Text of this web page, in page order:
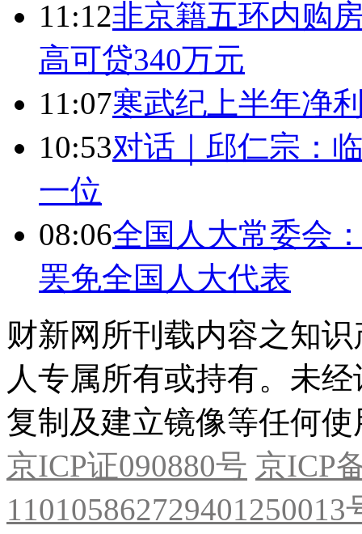
11:12非京籍五环内购
高可贷340万元
11:07寒武纪上半年净
10:53对话｜邱仁宗：
一位
08:06全国人大常委会
罢免全国人大代表
财新网所刊载内容之知
人专属所有或持有。未
复制及建立镜像等任何使
京ICP证090880号 京ICP